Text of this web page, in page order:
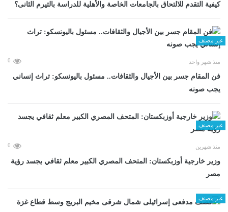
كيفية التقدم للالتحاق بالجامعات الخاصة والأهلية للدراسة بالتيرم الثانى؟
غير مصنف
منذ شهر واحد 0
فن المقام جسر بين الأجيال والثقافات.. مسئول باليونسكو: تراث إنساني
يجب صونه
غير مصنف
منذ شهرين 0
وزير خارجية أوزبكستان: المتحف المصري الكبير معلم ثقافي يجسد رؤية
مصر
غير مصنف